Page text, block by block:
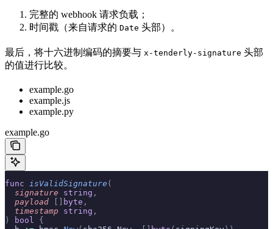
完整的 webhook 请求负载；
时间戳（来自请求的 Date 头部）。
最后，将十六进制编码的摘要与 x-tenderly-signature 头部
的值进行比较。
example.go
example.js
example.py
example.go
func isValidSignature (
  signature
string ,
  payload
byte ,
  timestamp
string ,
)
bool {